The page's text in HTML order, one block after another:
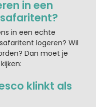
in een
in een echte
logeren? Wil
Dan moet je
klinkt als